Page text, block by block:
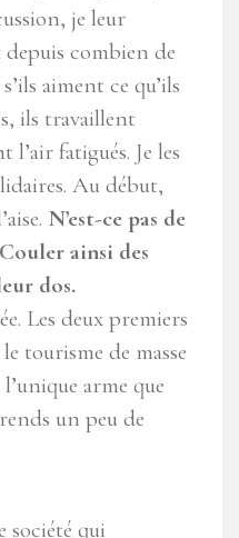
je leur
combien de
aiment ce qu’ils
ils travaillent
fatigués. Je les
Au début,
N’est-ce pas de
ainsi des
dos.
Les deux premiers
tourisme de masse
l’unique arme que
un peu de
société qui